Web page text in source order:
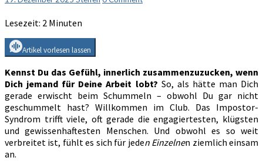
wie
alle
denken
…“
–
warum
Du
das
nicht
glauben
solltest
Lesezeit: 2 Minuten
Artikel vorlesen lassen
Kennst Du das Gefühl, innerlich zusammenzuzucken, wenn
Dich jemand für Deine Arbeit lobt? So, als hätte man Dich
gerade erwischt beim Schummeln – obwohl Du gar nicht
geschummelt hast? Willkommen im Club. Das Impostor-
Syndrom trifft viele, oft gerade die engagiertesten, klügsten
und gewissenhaftesten Menschen. Und obwohl es so weit
verbreitet ist, fühlt es sich für jeden Einzelnen ziemlich einsam
an.